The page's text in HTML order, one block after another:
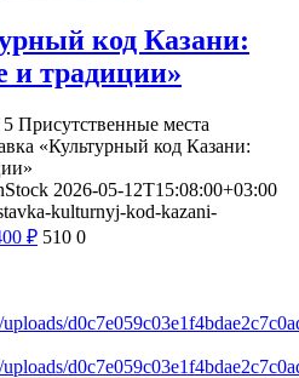
код Казани:
и традиции»
5 Присутственные места
«Культурный код Казани:
2026-05-12T15:08:00+03:00
kulturnyj-kod-kazani-
₽ 510 0